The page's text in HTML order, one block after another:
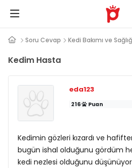
Soru Cevap Kedi Bakımı ve
Kedim Hasta
eda123
216 Puan
Kedimin gözleri kızardı ve
bugün ishal olduğunu gördüm
kedi nezlesi olduğunu